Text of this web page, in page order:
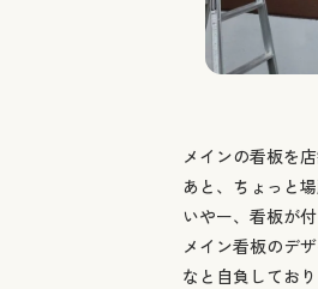
メインの看板を
あと、ちょっと
いやー、看板が
メイン看板のデ
なと自負しており